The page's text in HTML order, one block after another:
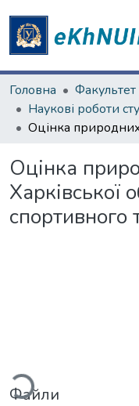
Головна
Оцінка
Харківської
спортивного
Файли